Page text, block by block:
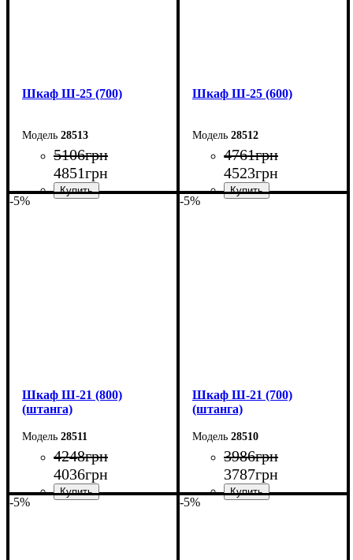
Шкаф Ш-25 (700)
28513
5106грн
4851грн
Шкаф Ш-25 (600)
28512
4761грн
4523грн
-5%
Шкаф Ш-21 (800)
(штанга)
28511
4248грн
4036грн
-5%
Шкаф Ш-21 (700)
(штанга)
28510
3986грн
3787грн
-5% -5%